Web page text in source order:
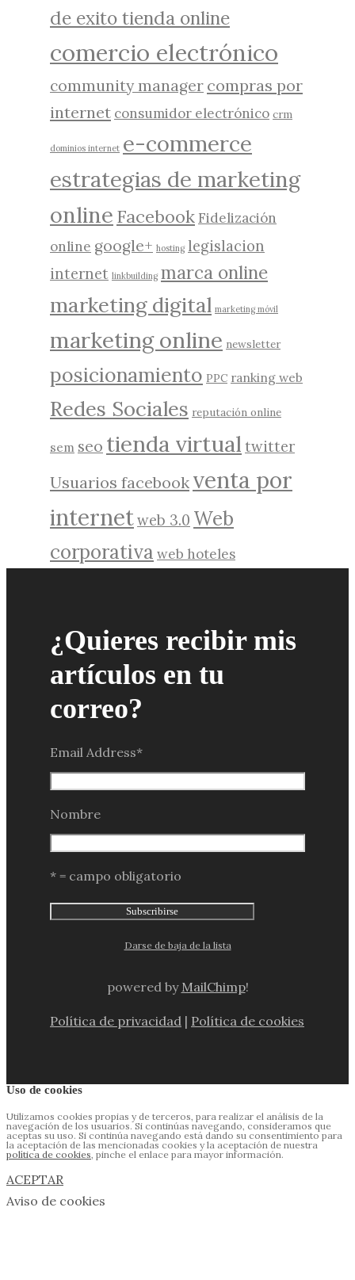
de exito tienda online
comercio electrónico
community manager compras por
internet consumidor electrónico crm
dominios internet e-commerce
estrategias de marketing
online Facebook Fidelización
online google+ hosting legislacion
internet linkbuilding marca online
marketing digital marketing móvil
marketing online newsletter
posicionamiento PPC ranking web
Redes Sociales reputación online
sem seo tienda virtual twitter
Usuarios facebook venta por
internetweb 3.0 Web
corporativa web hoteles
¿Quieres recibir mis
artículos en tu
correo?
Email Address*
Nombre
* = campo obligatorio
Darse de baja de la lista
powered by MailChimp!
Política de privacidad | Política de cookies
Uso de cookies
Utilizamos cookies propias y de terceros, para realizar el análisis de la
navegación de los usuarios. Si continúas navegando, consideramos que
aceptas su uso. Si continúa navegando está dando su consentimiento para
la aceptación de las mencionadas cookies y la aceptación de nuestra
política de cookies, pinche el enlace para mayor información.
ACEPTAR
Aviso de cookies